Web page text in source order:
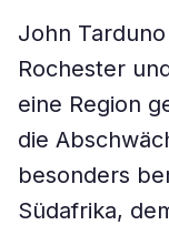
John
Rochester
eine Region
die
besonders
Südafrika,